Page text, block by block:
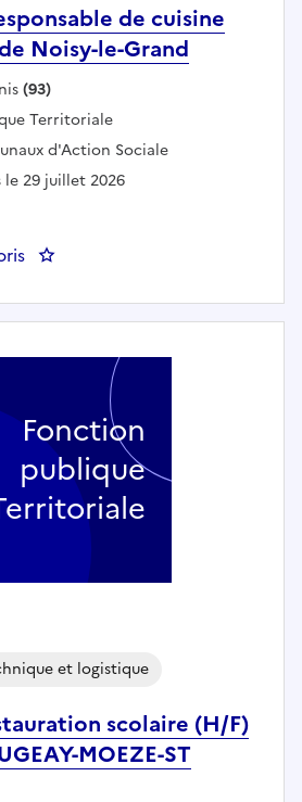
de cuisine
Noisy-le-Grand
(93)
:Territoriale
d'Action Sociale
le 29 juillet 2026
: Adjoint au responsable de
scolaire (H/F)
MOEZE-ST
et logistique
Fonction
publique